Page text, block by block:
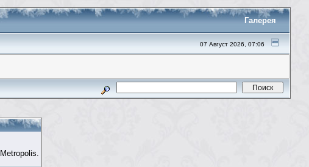
Галерея
07 Август 2026, 07:06